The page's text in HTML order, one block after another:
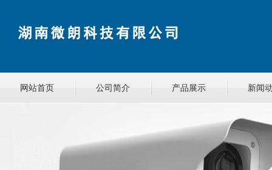
网站首页 公司简介 产品展示 新闻